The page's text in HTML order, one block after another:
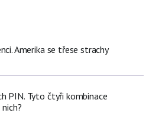
Amerika se třese strachy
PIN. Tyto čtyři kombinace